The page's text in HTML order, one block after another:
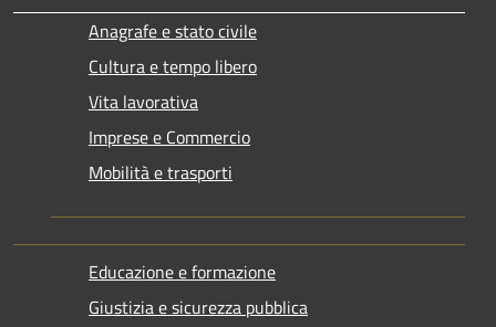
Anagrafe e stato civile
Cultura e tempo libero
Vita lavorativa
Imprese e Commercio
Mobilità e trasporti
Educazione e formazione
Giustizia e sicurezza pubblica